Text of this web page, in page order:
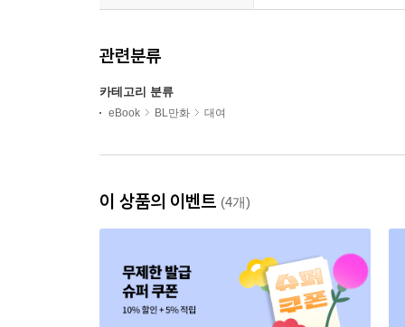
관련분류
카테고리 분류
eBook BL만화 대여
이 상품의 이벤트 (4개)